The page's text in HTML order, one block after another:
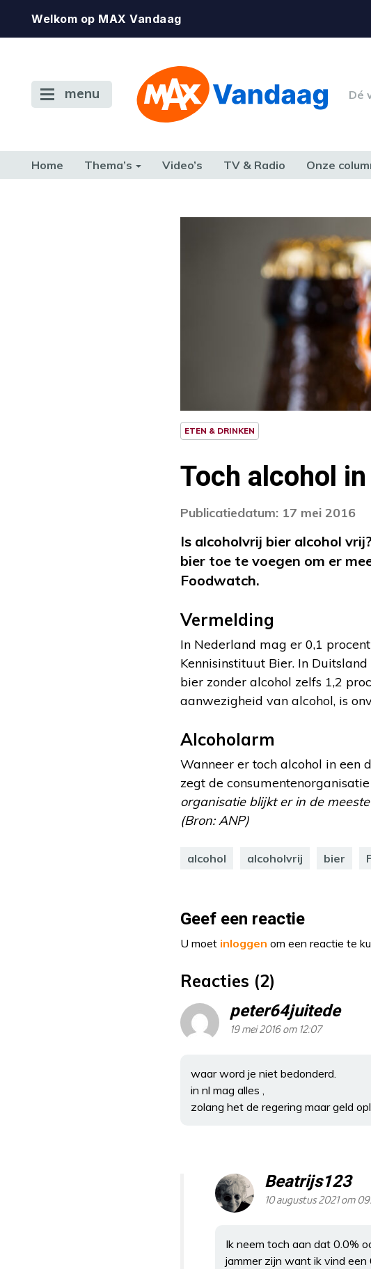
Welkom op MAX Vandaag
menu Dé
Home Thema’s Video’s TV & Radio Onze
ETEN & DRINKEN
Toch alcohol
Publicatiedatum: 17 mei 2016
Is alcoholvrij bier alcohol
bier toe te voegen om er
Foodwatch.
Vermelding
In Nederland mag er 0,1
Kennisinstituut Bier. In
bier zonder alcohol zelfs 1,2
aanwezigheid van alcohol, is
Alcoholarm
Wanneer er toch alcohol in een
zegt de
organisatie blijkt er in de
(Bron: ANP)
alcohol alcoholvrij bier
Geef een reactie
U moet inloggen om een reactie te
Reacties (2)
peter64juitede
19 mei 2016 om 12:07
waar word je niet bedonderd.
in nl mag alles ,
zolang het de regering maar geld
Beatrijs123
10 augustus 2021 om
Ik neem toch aan dat 0.0%
jammer zijn want ik vind